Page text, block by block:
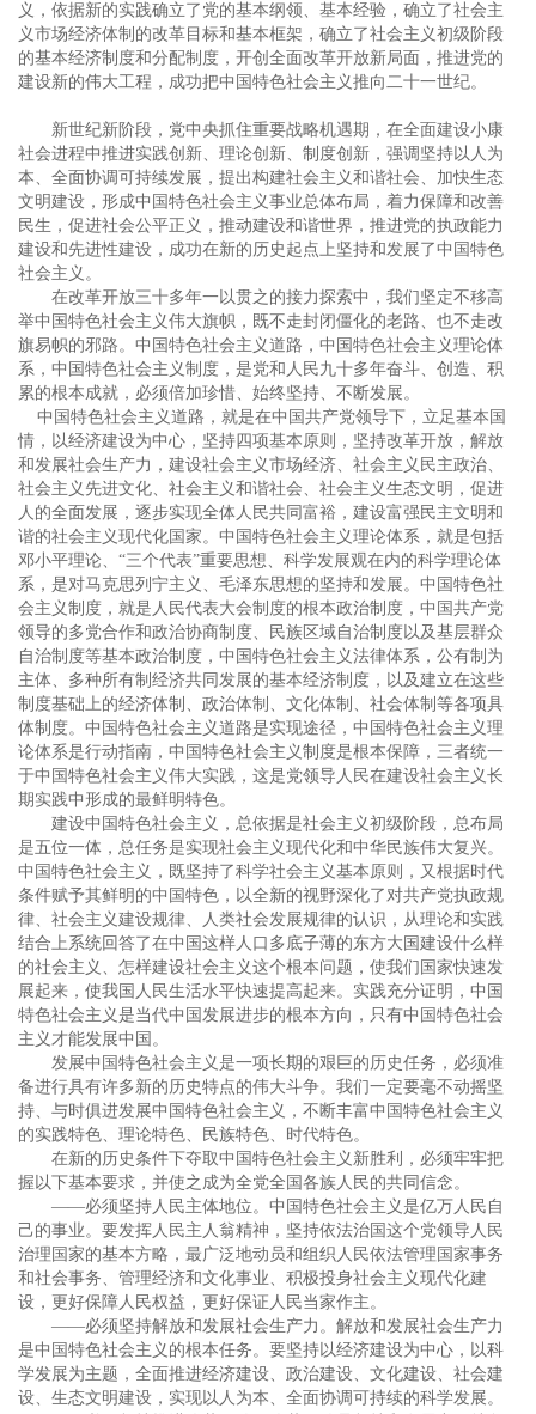
义，依据新的实践确立了党的基本纲领、基本经验，确立了社会主
义市场经济体制的改革目标和基本框架，确立了社会主义初级阶段
的基本经济制度和分配制度，开创全面改革开放新局面，推进党的
建设新的伟大工程，成功把中国特色社会主义推向二十一世纪。
新世纪新阶段，党中央抓住重要战略机遇期，在全面建设小康
社会进程中推进实践创新、理论创新、制度创新，强调坚持以人为
本、全面协调可持续发展，提出构建社会主义和谐社会、加快生态
文明建设，形成中国特色社会主义事业总体布局，着力保障和改善
民生，促进社会公平正义，推动建设和谐世界，推进党的执政能力
建设和先进性建设，成功在新的历史起点上坚持和发展了中国特色
社会主义。
在改革开放三十多年一以贯之的接力探索中，我们坚定不移高
举中国特色社会主义伟大旗帜，既不走封闭僵化的老路、也不走改
旗易帜的邪路。中国特色社会主义道路，中国特色社会主义理论体
系，中国特色社会主义制度，是党和人民九十多年奋斗、创造、积
累的根本成就，必须倍加珍惜、始终坚持、不断发展。
中国特色社会主义道路，就是在中国共产党领导下，立足基本国
情，以经济建设为中心，坚持四项基本原则，坚持改革开放，解放
和发展社会生产力，建设社会主义市场经济、社会主义民主政治、
社会主义先进文化、社会主义和谐社会、社会主义生态文明，促进
人的全面发展，逐步实现全体人民共同富裕，建设富强民主文明和
谐的社会主义现代化国家。中国特色社会主义理论体系，就是包括
邓小平理论、“三个代表”重要思想、科学发展观在内的科学理论体
系，是对马克思列宁主义、毛泽东思想的坚持和发展。中国特色社
会主义制度，就是人民代表大会制度的根本政治制度，中国共产党
领导的多党合作和政治协商制度、民族区域自治制度以及基层群众
自治制度等基本政治制度，中国特色社会主义法律体系，公有制为
主体、多种所有制经济共同发展的基本经济制度，以及建立在这些
制度基础上的经济体制、政治体制、文化体制、社会体制等各项具
体制度。中国特色社会主义道路是实现途径，中国特色社会主义理
论体系是行动指南，中国特色社会主义制度是根本保障，三者统一
于中国特色社会主义伟大实践，这是党领导人民在建设社会主义长
期实践中形成的最鲜明特色。
建设中国特色社会主义，总依据是社会主义初级阶段，总布局
是五位一体，总任务是实现社会主义现代化和中华民族伟大复兴。
中国特色社会主义，既坚持了科学社会主义基本原则，又根据时代
条件赋予其鲜明的中国特色，以全新的视野深化了对共产党执政规
律、社会主义建设规律、人类社会发展规律的认识，从理论和实践
结合上系统回答了在中国这样人口多底子薄的东方大国建设什么样
的社会主义、怎样建设社会主义这个根本问题，使我们国家快速发
展起来，使我国人民生活水平快速提高起来。实践充分证明，中国
特色社会主义是当代中国发展进步的根本方向，只有中国特色社会
主义才能发展中国。
发展中国特色社会主义是一项长期的艰巨的历史任务，必须准
备进行具有许多新的历史特点的伟大斗争。我们一定要毫不动摇坚
持、与时俱进发展中国特色社会主义，不断丰富中国特色社会主义
的实践特色、理论特色、民族特色、时代特色。
在新的历史条件下夺取中国特色社会主义新胜利，必须牢牢把
握以下基本要求，并使之成为全党全国各族人民的共同信念。
——必须坚持人民主体地位。中国特色社会主义是亿万人民自
己的事业。要发挥人民主人翁精神，坚持依法治国这个党领导人民
治理国家的基本方略，最广泛地动员和组织人民依法管理国家事务
和社会事务、管理经济和文化事业、积极投身社会主义现代化建
设，更好保障人民权益，更好保证人民当家作主。
——必须坚持解放和发展社会生产力。解放和发展社会生产力
是中国特色社会主义的根本任务。要坚持以经济建设为中心，以科
学发展为主题，全面推进经济建设、政治建设、文化建设、社会建
设、生态文明建设，实现以人为本、全面协调可持续的科学发展。